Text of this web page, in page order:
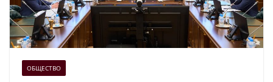
ОБЩЕСТВО